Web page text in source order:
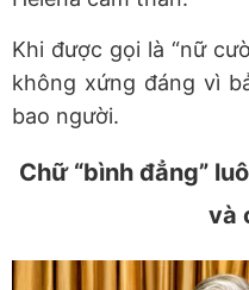
Khi được gọi là “nữ
không xứng đáng vì
bao người.
Chữ “bình đẳng”
và